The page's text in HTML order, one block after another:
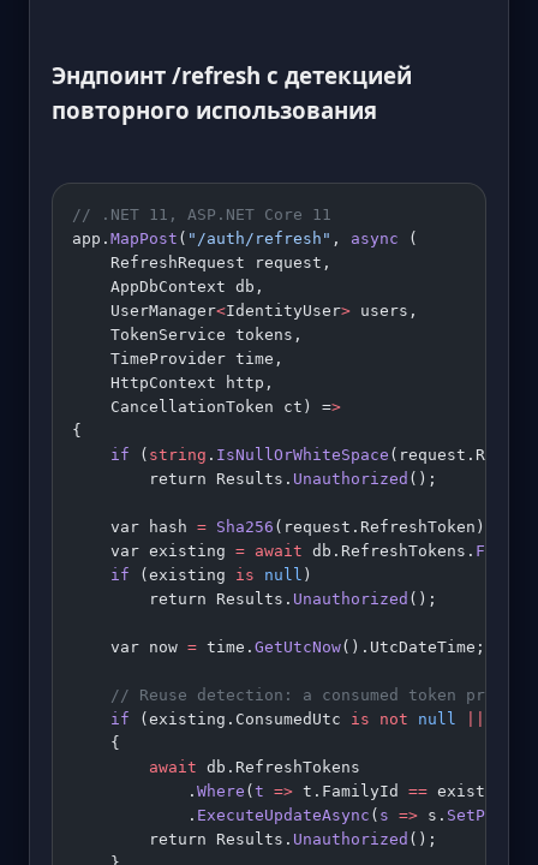
Эндпоинт /refresh с детекцией
повторного использования
// .NET 11, ASP.NET Core 11
app. MapPost ( "/auth/refresh" , async (
    RefreshRequest request,
    AppDbContext db,
    UserManager
<IdentityUser> users,
    TokenService tokens,
    TimeProvider time,
    HttpContext http,
    CancellationToken ct) =
>
{
    if
( string . IsNullOrWhiteSpace
        return Results.
Unauthorized ();
    var hash
= Sha256 (request.RefreshToken);
    var existing
= await db.RefreshTokens.
    if
(existing is null )
        return Results.
Unauthorized ();
    var now
= time. GetUtcNow().UtcDateTime;
// Reuse detection: a consumed token
    if
(existing.ConsumedUtc is not null
    {
        await
db.RefreshTokens
            .
Where ( t => t.FamilyId ==
            .
ExecuteUpdateAsync ( s => s.
        return Results.
Unauthorized ();